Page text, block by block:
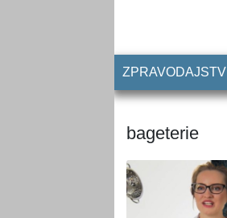
ZPRAVODAJSTVÍ
bageterie